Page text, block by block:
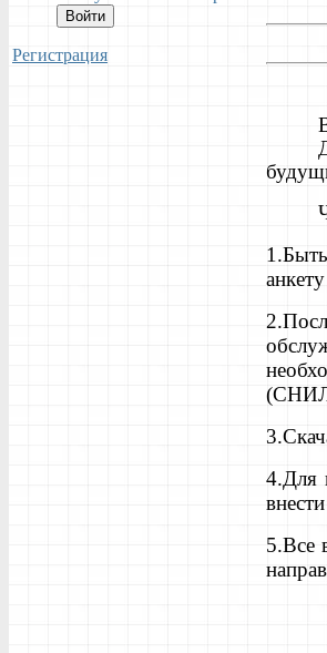
Войти
Регистрация
4.Для
5.Все